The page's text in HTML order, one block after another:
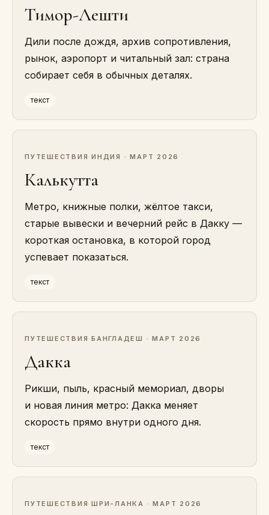
Тимор-Лешти
Дили после дождя, архив сопротивления,
рынок, аэропорт и читальный зал: страна
собирает себя в обычных деталях.
текст
ПУТЕШЕСТВИЯ ·ИНДИЯ · МАРТ 2026
Калькутта
Метро, книжные полки, жёлтое такси,
старые вывески и вечерний рейс в Дакку —
короткая остановка, в которой город
успевает показаться.
текст
ПУТЕШЕСТВИЯ ·БАНГЛАДЕШ · МАРТ 2026
Дакка
Рикши, пыль, красный мемориал, дворы
и новая линия метро: Дакка меняет
скорость прямо внутри одного дня.
текст
ПУТЕШЕСТВИЯ ·ШРИ-ЛАНКА · МАРТ 2026